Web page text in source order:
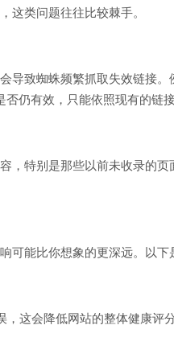
这类问题往往比较棘手。
导致蜘蛛频繁抓取失效链接
否仍有效，只能依照现有的链
，特别是那些以前未收录的
可能比你想象的更深远。以下
，这会降低网站的整体健康评